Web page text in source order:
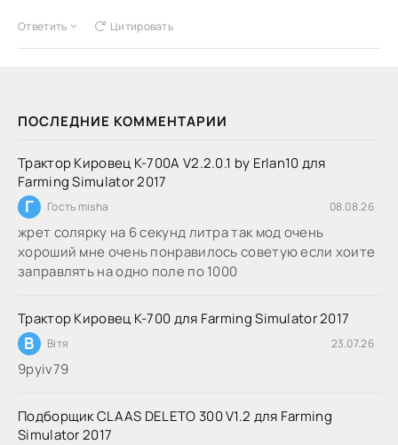
ПОСЛЕДНИЕ КОММЕНТАРИИ
Трактор Кировец К-700А V2.2.0.1 by Erlan10 для
Farming Simulator 2017
Г Гость misha 08.08.26
жрет солярку на 6 секунд литра так мод очень
хороший мне очень понравилось советую если хоите
заправлять на одно поле по 1000
Трактор Кировец К-700 для Farming Simulator 2017
В Вітя 23.07.26
9руіv79
Подборщик CLAAS DELETO 300 V1.2 для Farming
Simulator 2017
Ответить Цитировать